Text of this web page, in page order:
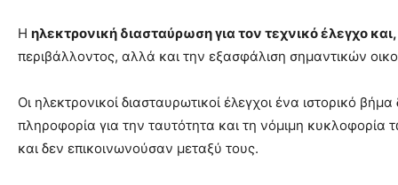
Η ηλεκτρονική διασταύρωση για τον τεχνικό έλεγχο
περιβάλλοντος, αλλά και την εξασφάλιση σημαντικών
Οι ηλεκτρονικοί διασταυρωτικοί έλεγχοι ένα ιστορικό
πληροφορία για την ταυτότητα και τη νόμιμη
και δεν επικοινωνούσαν μεταξύ τους.